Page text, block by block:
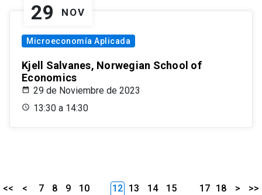
29 NOV
Microeconomía Aplicada
Kjell Salvanes, Norwegian School of
Economics
29 de Noviembre de 2023
13:30 a 14:30
<< < 7 8 9
10
12 13 14
15
17 18 > >>